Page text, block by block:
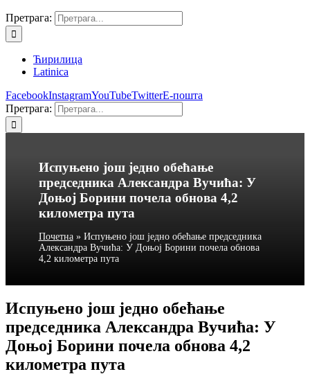
Претрага:
Ћирилица
Latinica
FacebookInstagramYouTubeTwitterЕ-пошта
Претрага:
Испуњено још једно обећање
председника Александра Вучића: У
Доњој Борини почела обнова 4,2
километра пута
Почетна» Испуњено још једно обећање председника
Александра Вучића: У Доњој Борини почела обнова
4,2 километра пута
Испуњено још једно обећање
председника Александра Вучића: У
Доњој Борини почела обнова 4,2
километра пута